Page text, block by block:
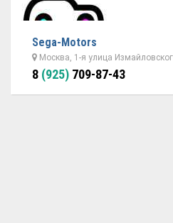
Sega-Motors
Москва, 1-я улица
8 (925) 709-87-43